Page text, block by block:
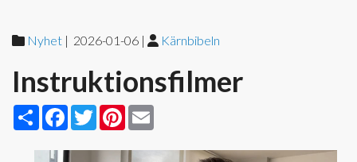
Nyhet | 2026-01-06 | Kärnbibeln
Instruktionsfilmer
Share Facebook
TwitterPinterest